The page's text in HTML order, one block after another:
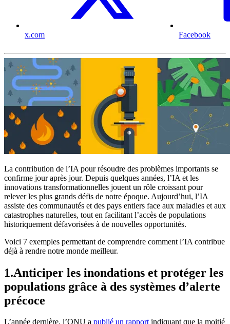
x.com Facebook
La contribution de l’IA pour résoudre des problèmes importants se
confirme jour après jour. Depuis quelques années, l’IA et les
innovations transformationnelles jouent un rôle croissant pour
relever les plus grands défis de notre époque. Aujourd’hui, l’IA
assiste des communautés et des pays entiers face aux maladies et aux
catastrophes naturelles, tout en facilitant l’accès de populations
historiquement défavorisées à de nouvelles opportunités.
Voici 7 exemples permettant de comprendre comment l’IA contribue
déjà à rendre notre monde meilleur.
1.Anticiper les inondations et protéger les
populations grâce à des systèmes d’alerte
précoce
L’année dernière, l’ONU a publié un rapportindiquant que la moitié